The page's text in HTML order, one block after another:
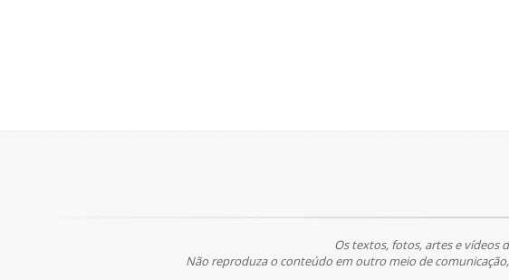
Os textos, fotos, artes e vídeos
Não reproduza o conteúdo em outro meio de